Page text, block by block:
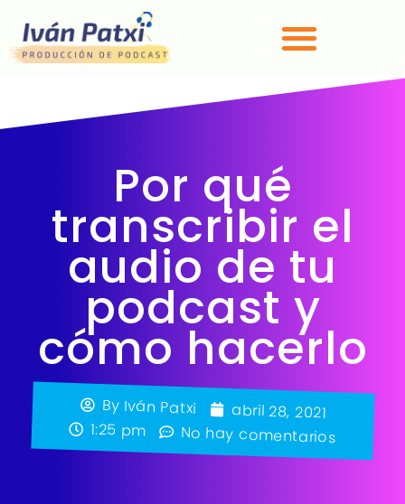
Por qué
transcribir el
audio de tu
podcast y
cómo hacerlo
By Iván Patxi abril 28, 2021
1:25 pm No hay comentarios